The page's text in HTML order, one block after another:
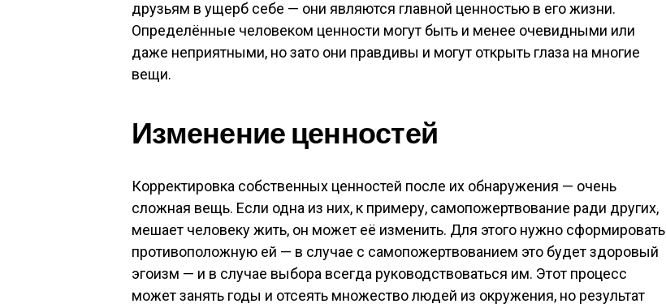
друзьям в ущерб себе — они являются главной ценностью в его жизни.
Определённые человеком ценности могут быть и менее очевидными или
даже неприятными, но зато они правдивы и могут открыть глаза на многие
вещи.
Изменение ценностей
Корректировка собственных ценностей после их обнаружения — очень
сложная вещь. Если одна из них, к примеру, самопожертвование ради других,
мешает человеку жить, он может её изменить. Для этого нужно сформировать
противоположную ей — в случае с самопожертвованием это будет здоровый
эгоизм — и в случае выбора всегда руководствоваться им. Этот процесс
может занять годы и отсеять множество людей из окружения, но результат